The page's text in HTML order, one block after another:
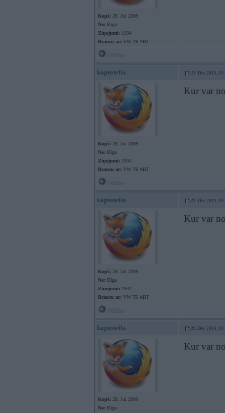
Kopš: 28. Jul 2009
No: Rīga
Ziņojumi: 1934
Braucu ar: VW T6 ABT
kapustella 29. Dec 2014,
Kopš: 28. Jul 2009
No: Rīga
Ziņojumi: 1934
Braucu ar: VW T6 ABT
Kur var
kapustella 29. Dec 2014,
Kopš: 28. Jul 2009
No: Rīga
Ziņojumi: 1934
Braucu ar: VW T6 ABT
Kur var
kapustella 29. Dec 2014,
Kopš: 28. Jul 2009
No: Rīga
Kur var